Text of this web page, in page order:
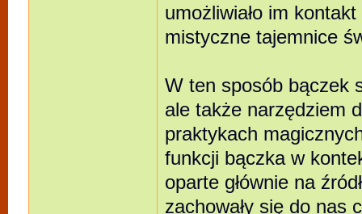
umożliwiało im
mistyczne tajemnice
W ten sposób bączek
ale także narzędziem
praktykach
funkcji bączka w
oparte głównie na
zachowały się do nas